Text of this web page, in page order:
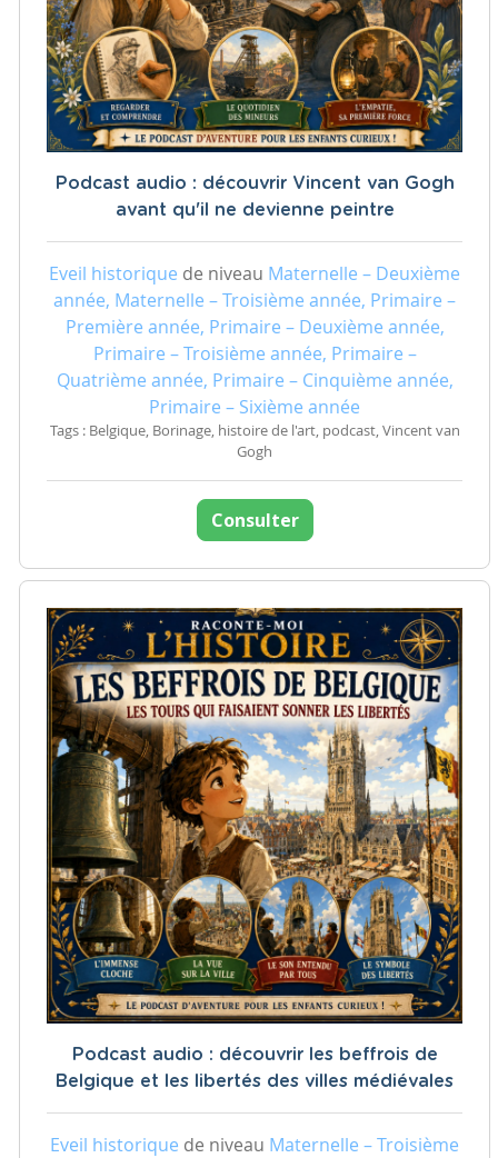
Podcast audio : découvrir Vincent van Gogh
avant qu'il ne devienne peintre
Eveil historique de niveau Maternelle – Deuxième
année, Maternelle – Troisième année, Primaire –
Première année, Primaire – Deuxième année,
Primaire – Troisième année, Primaire –
Quatrième année, Primaire – Cinquième année,
Primaire – Sixième année
Tags : Belgique, Borinage, histoire de l'art, podcast, Vincent van
Gogh
Consulter
Podcast audio : découvrir les beffrois de
Belgique et les libertés des villes médiévales
Eveil historique de niveau Maternelle – Troisième